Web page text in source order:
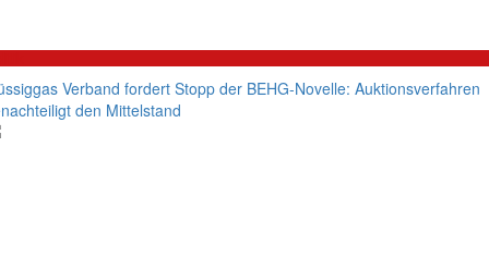
Verband fordert Stopp der BEHG-Novelle: Auktionsverfahren
den Mittelstand